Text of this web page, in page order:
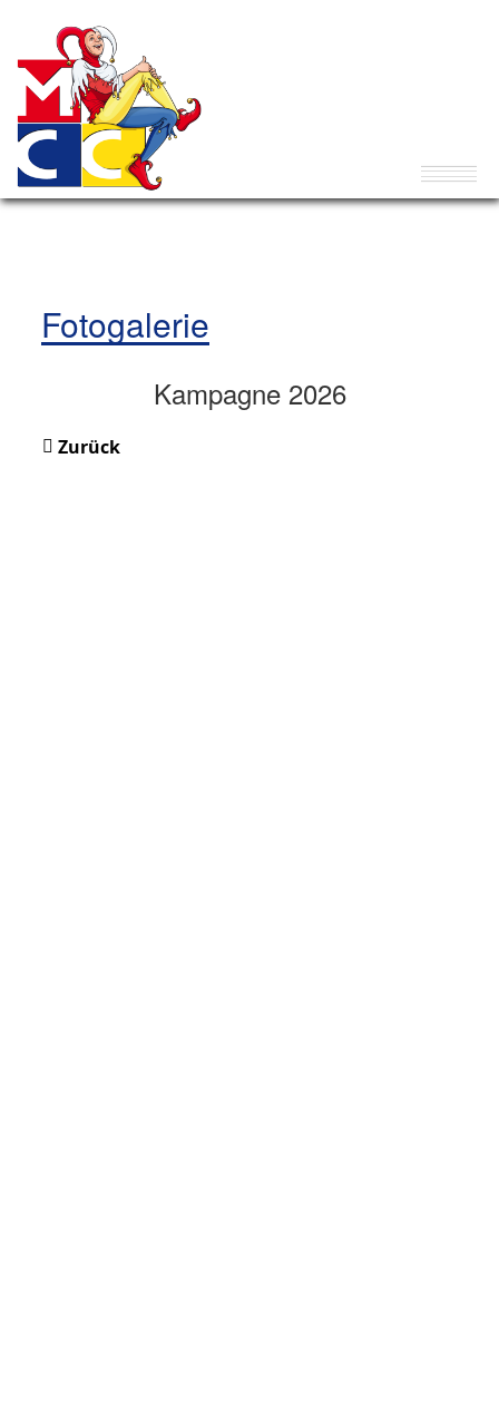
Fotogalerie
Kampagne 2026
Zurück